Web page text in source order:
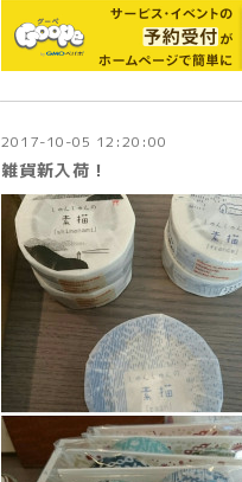
2017-10-05 12:20:00
雑貨新入荷！